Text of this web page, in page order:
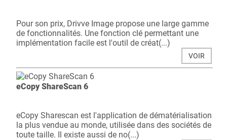
Pour son prix, Drivve Image propose une large gamme
de fonctionnalités. Une fonction clé permettant une
implémentation facile est l'outil de créat(...)
VOIR
eCopy ShareScan 6
eCopy Sharescan est l'application de dématérialisation
la plus vendue au monde, utilisée dans des sociétés de
toute taille. Il existe aussi de no(...)